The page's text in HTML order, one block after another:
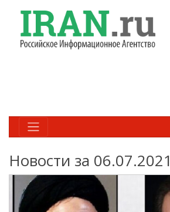
Новости за 06.07.2021